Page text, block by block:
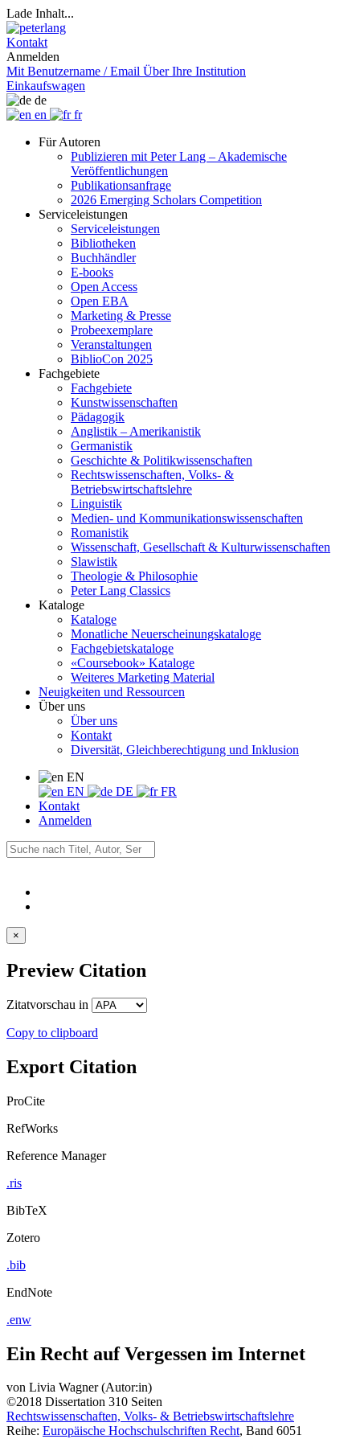
Lade Inhalt...
Kontakt
Anmelden
Mit Benutzername / Email Über Ihre Institution
Einkaufswagen
de
en
fr
Für Autoren
Publizieren mit Peter Lang – Akademische
Veröffentlichungen
Publikationsanfrage
2026 Emerging Scholars Competition
Serviceleistungen
Serviceleistungen
Bibliotheken
Buchhändler
E-books
Open Access
Open EBA
Marketing & Presse
Probeexemplare
Veranstaltungen
BiblioCon 2025
Fachgebiete
Fachgebiete
Kunstwissenschaften
Pädagogik
Anglistik – Amerikanistik
Germanistik
Geschichte & Politikwissenschaften
Rechtswissenschaften, Volks- &
Betriebswirtschaftslehre
Linguistik
Medien- und Kommunikationswissenschaften
Romanistik
Wissenschaft, Gesellschaft & Kulturwissenschaften
Slawistik
Theologie & Philosophie
Peter Lang Classics
Kataloge
Kataloge
Monatliche Neuerscheinungskataloge
Fachgebietskataloge
«Coursebook» Kataloge
Weiteres Marketing Material
Neuigkeiten und Ressourcen
Über uns
Über uns
Kontakt
Diversität, Gleichberechtigung und Inklusion
EN
EN
DE
FR
Kontakt
Anmelden
×
Preview Citation
Zitatvorschau in
Copy to clipboard
Export Citation
ProCite
RefWorks
Reference Manager
.ris
BibTeX
Zotero
.bib
EndNote
.enw
Ein Recht auf Vergessen im Internet
von Livia Wagner (Autor:in)
©2018 Dissertation 310 Seiten
Rechtswissenschaften, Volks- & Betriebswirtschaftslehre
Reihe: Europäische Hochschulschriften Recht, Band 6051